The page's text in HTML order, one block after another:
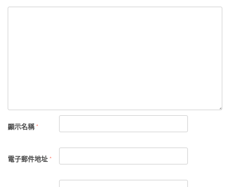
顯示名稱 *
電子郵件地址 *